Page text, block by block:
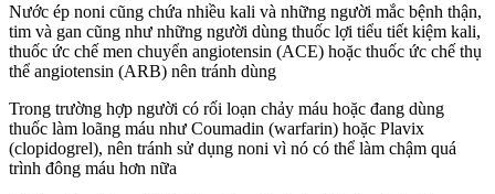
Nước ép noni cũng chứa nhiều kali và những người mắc bệnh thận,
tim và gan cũng như những người dùng thuốc lợi tiểu tiết kiệm kali,
thuốc ức chế men chuyển angiotensin (ACE) hoặc thuốc ức chế thụ
thể angiotensin (ARB) nên tránh dùng
Trong trường hợp người có rối loạn chảy máu hoặc đang dùng
thuốc làm loãng máu như Coumadin (warfarin) hoặc Plavix
(clopidogrel), nên tránh sử dụng noni vì nó có thể làm chậm quá
trình đông máu hơn nữa